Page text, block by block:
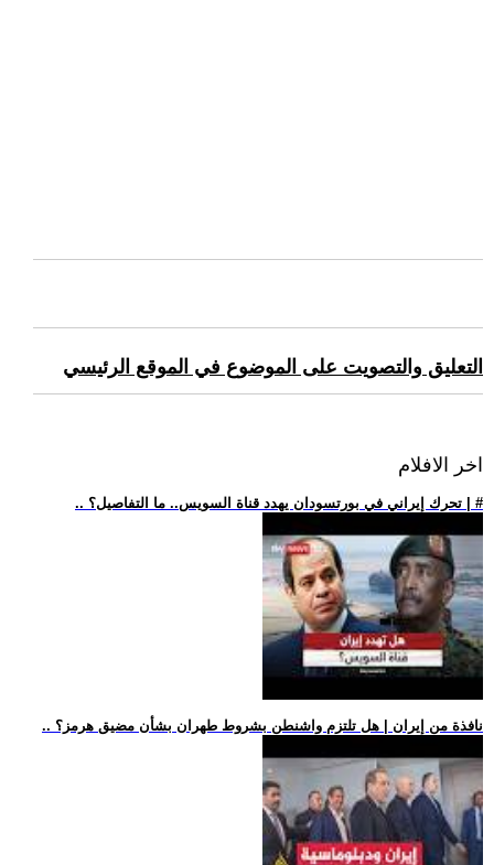
التعليق والتصويت على الموضوع في الموقع الرئيسي
اخر الافلام
.. تحرك إيراني في بورتسودان يهدد قناة السويس.. ما التفاصيل؟ | #
.. نافذة من إيران | هل تلتزم واشنطن بشروط طهران بشأن مضيق هرمز؟